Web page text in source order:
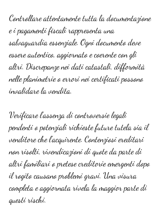
Controllare attentamente tutta la documentazione
e i pagamenti fiscali rappresenta una
salvaguardia essenziale. Ogni documento deve
essere autentico, aggiornato e coerente con gli
altri. Discrepanze nei dati catastali, difformità
nelle planimetrie o errori nei certificati possono
invalidare la vendita.
Verificare l’assenza di controversie legali
pendenti o potenziali richieste future tutela sia il
venditore che l’acquirente. Contenziosi ereditari
non risolti, rivendicazioni di quote da parte di
altri familiari o pretese creditorie emergenti dopo
il rogito causano problemi gravi. Una visura
completa e aggiornata rivela la maggior parte di
questi rischi.